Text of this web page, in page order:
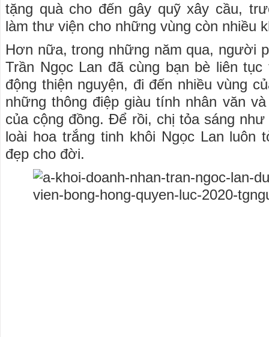
tặng quà cho đến gây quỹ xây cầu,
làm thư viện cho những vùng còn nhiều
Hơn nữa, trong những năm qua, người
Trần Ngọc Lan đã cùng bạn bè liên
động thiện nguyện, đi đến nhiều vùng
những thông điệp giàu tính nhân văn
của cộng đồng. Để rồi, chị tỏa sáng
loài hoa trắng tinh khôi Ngọc Lan luôn
đẹp cho đời.